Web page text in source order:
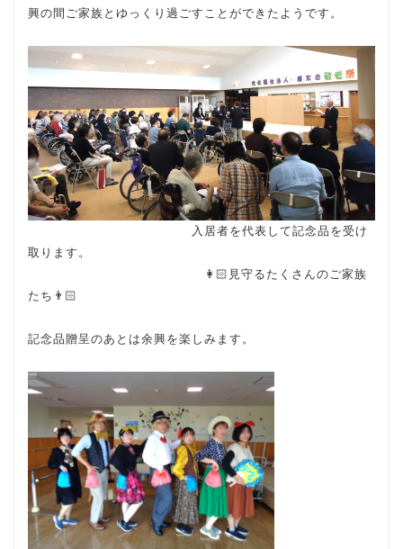
興の間ご家族とゆっくり過ごすことができたようです。
入居者を代表して記念品を受け
取ります。
👩🏻見守るたくさんのご家族
たち👨🏻
記念品贈呈のあとは余興を楽しみます。